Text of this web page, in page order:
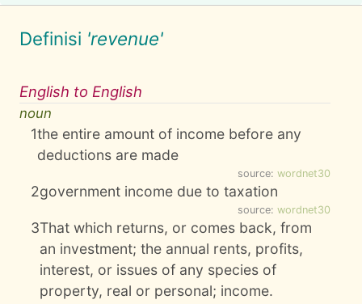
Definisi 'revenue'
English to English
noun
1the entire amount of income before any
deductions are made
source: wordnet30
2government income due to taxation
source: wordnet30
3That which returns, or comes back, from
an investment; the annual rents, profits,
interest, or issues of any species of
property, real or personal; income.